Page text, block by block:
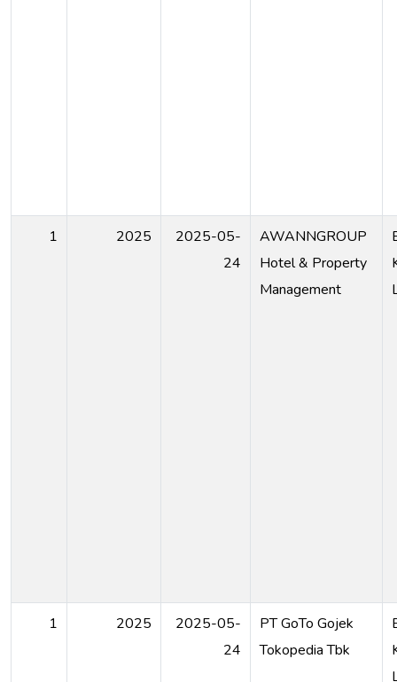
1 2025
2025-05-
24
AWANNGROUP
Hotel & Property
Management
1 2025
2025-05-
24
PT GoTo Gojek
Tokopedia Tbk